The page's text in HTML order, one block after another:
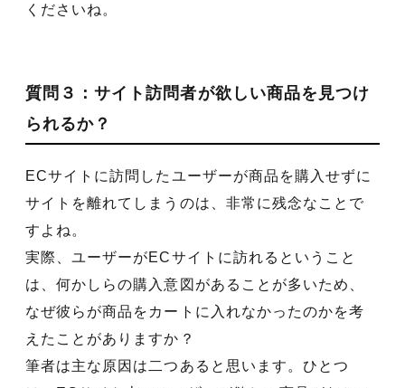
くださいね。
質問３：サイト訪問者が欲しい商品を見つけ
られるか？
ECサイトに訪問したユーザーが商品を購入せずに
サイトを離れてしまうのは、非常に残念なことで
すよね。
実際、ユーザーがECサイトに訪れるということ
は、何かしらの購入意図があることが多いため、
なぜ彼らが商品をカートに入れなかったのかを考
えたことがありますか？
筆者は主な原因は二つあると思います。ひとつ